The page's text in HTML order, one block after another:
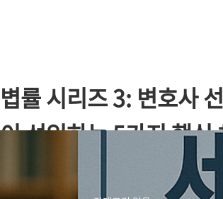
볍률 시리즈 3: 변호사
이 선임하는 5가지 핵